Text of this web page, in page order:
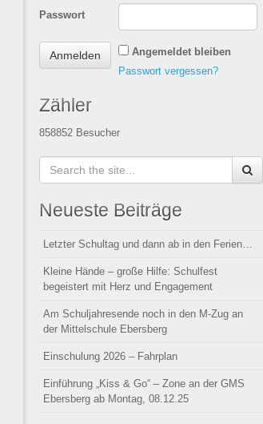
Passwort
Angemeldet bleiben
Passwort vergessen?
Zähler
858852 Besucher
Neueste Beiträge
Letzter Schultag und dann ab in den Ferien…
Kleine Hände – große Hilfe: Schulfest
begeistert mit Herz und Engagement
Am Schuljahresende noch in den M-Zug an
der Mittelschule Ebersberg
Einschulung 2026 – Fahrplan
Einführung „Kiss & Go“ – Zone an der GMS
Ebersberg ab Montag, 08.12.25